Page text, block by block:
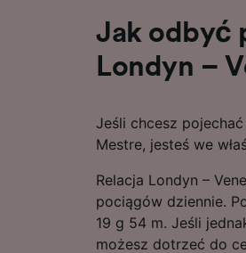
Jak odbyć
Londyn –
Jeśli chcesz
Mestre, jesteś we
Relacja Londyn –
pociągów dziennie.
19 g 54 m. Jeśli
możesz dotrzeć do